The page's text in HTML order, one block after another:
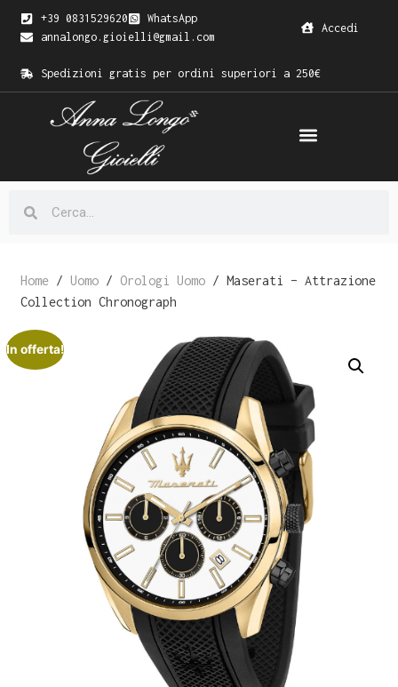
+39 0831529620
WhatsApp
annalongo.gioielli@gmail.com
Accedi
Spedizioni gratis per ordini superiori a 250€
Home / Uomo / Orologi Uomo / Maserati – Attrazione
Collection Chronograph
In offerta!